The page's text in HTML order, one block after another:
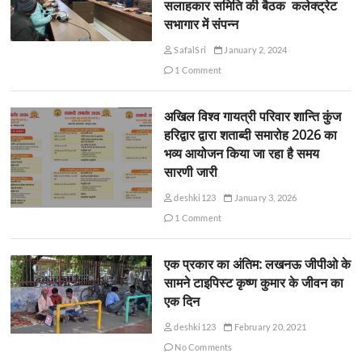
सलाहकार समिति की बैठक कलेक्ट्रेट
सभागार में संपन्न
SafalSri
January 2, 2024
1 Comment
अखिल विश्व गायत्री परिवार शान्ति कुंज
हरिद्वार द्वारा शताब्दी समारोह 2026 का
भव्य आयोजन किया जा रहा है समय
सारणी जारी
deshki123
January 3, 2026
1 Comment
एक प्रकार का अंतिम: लखनऊ जीपीओ के
सामने टाइपिस्ट कृष्ण कुमार के जीवन का
एक दिन
deshki123
February 20, 2021
No Comments